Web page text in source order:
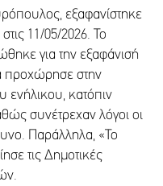
εξαφανίστηκε
11/05/2026. Το
για την εξαφάνισή
προχώρησε στην
ενήλικου, κατόπιν
συνέτρεχαν λόγοι οι
Παράλληλα, «Το
τις Δημοτικές